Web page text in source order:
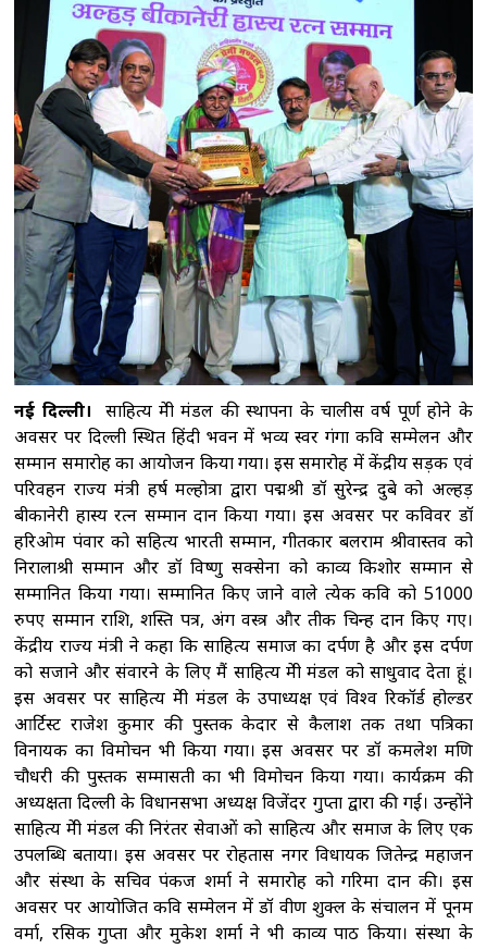
दावा : निगरानी की कमी बनी नीट पेपर लीक की वजह,
विशेषज्ञों की जांच और तलाशी नहीं हुई
भागवत के 'जेन-जी' वाले बयान पर भाजपा सांसद बोले,
छात्र अब विपक्ष के बहकावे में नहीं आने
वाले
झारखंड: जेपीएससी गड़बड़ी के मुख्य आरोपी
अभय तिवारी के ससुर को लिया हिरासत में, रिश्तेदारों की
संपत्तियों की जांच शुरू
कांग्रेस सांसदों ने एनडीए
सरकार पर युवाओं को गुमराह करने का लगाया
आरोप
नई दिल्ली।
साहित्य प्रेमी मंडल की स्थापना के चालीस वर्ष पूर्ण होने के
अवसर पर दिल्ली स्थित हिंदी भवन में भव्य स्वर गंगा कवि सम्मेलन और
सम्मान समारोह का आयोजन किया गया। इस समारोह में केंद्रीय सड़क एवं
परिवहन राज्य मंत्री हर्ष मल्होत्रा द्वारा पद्मश्री डॉ सुरेन्द्र दुबे को अल्हड़
बीकानेरी हास्य रत्न सम्मान प्रदान किया गया। इस अवसर पर कविवर डॉ
हरिओम पंवार को सहित्य भारती सम्मान, गीतकार बलराम श्रीवास्तव को
निरालाश्री सम्मान और डॉ विष्णु सक्सेना को काव्य किशोर सम्मान से
सम्मानित किया गया। सम्मानित किए जाने वाले प्रत्येक कवि को 51000
रुपए सम्मान राशि, प्रशस्ति पत्र, अंग वस्त्र और प्रतीक चिन्ह प्रदान किए गए।
केंद्रीय राज्य मंत्री ने कहा कि साहित्य समाज का दर्पण है और इस दर्पण
को सजाने और संवारने के लिए मैं साहित्य प्रेमी मंडल को साधुवाद देता हूं।
इस अवसर पर साहित्य प्रेमी मंडल के उपाध्यक्ष एवं विश्व रिकॉर्ड होल्डर
आर्टिस्ट राजेश कुमार की पुस्तक केदार से कैलाश तक तथा पत्रिका
विनायक का विमोचन भी किया गया। इस अवसर पर डॉ कमलेश मणि
चौधरी की पुस्तक सम्मासती का भी विमोचन किया गया। कार्यक्रम की
अध्यक्षता दिल्ली के विधानसभा अध्यक्ष विजेंदर गुप्ता द्वारा की गई। उन्होंने
साहित्य प्रेमी मंडल की निरंतर सेवाओं को साहित्य और समाज के लिए एक
उपलब्धि बताया। इस अवसर पर रोहतास नगर विधायक जितेन्द्र महाजन
और संस्था के सचिव पंकज शर्मा ने समारोह को गरिमा प्रदान की। इस
अवसर पर आयोजित कवि सम्मेलन में डॉ प्रवीण शुक्ल के संचालन में पूनम
वर्मा, रसिक गुप्ता और मुकेश शर्मा ने भी काव्य पाठ किया। संस्था के